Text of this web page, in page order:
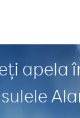
apela